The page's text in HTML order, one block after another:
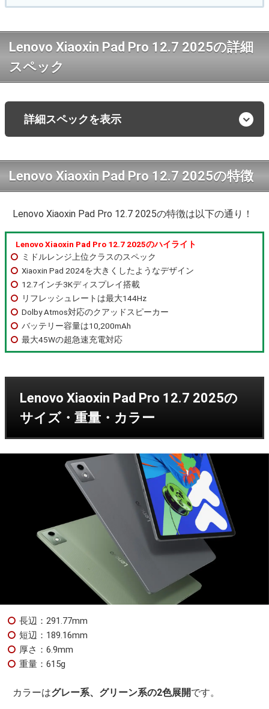
Lenovo Xiaoxin Pad Pro 12.7 2025の詳細
スペック
詳細スペックを表示
Lenovo Xiaoxin Pad Pro 12.7 2025の特徴
Lenovo Xiaoxin Pad Pro 12.7 2025の特徴は以下の通り！
Lenovo Xiaoxin Pad Pro 12.7 2025のハイライト
ミドルレンジ上位クラスのスペック
Xiaoxin Pad 2024を大きくしたようなデザイン
12.7インチ3Kディスプレイ搭載
リフレッシュレートは最大144Hz
Dolby Atmos対応のクアッドスピーカー
バッテリー容量は10,200mAh
最大45Wの超急速充電対応
Lenovo Xiaoxin Pad Pro 12.7 2025の
サイズ・重量・カラー
長辺：291.77mm
短辺：189.16mm
厚さ：6.9mm
重量：615g
カラーはグレー系、グリーン系の2色展開です。